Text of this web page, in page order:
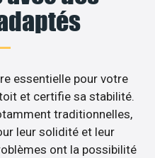
essentielle pour votre
et certifie sa stabilité.
traditionnelles,
leur solidité et leur
ont la possibilité